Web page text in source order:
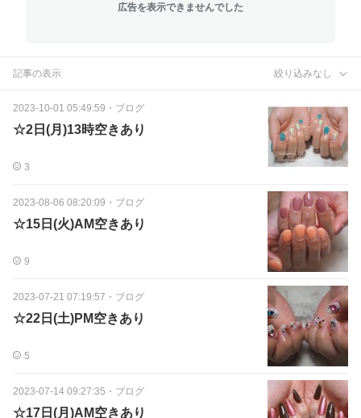
広告を表示できませんでした
記事の表示 絞り込みなし
2023-10-01 05:49:59 ・ ブログ
☆2日(月)13時空きあり
3
2023-08-06 08:20:09 ・ ブログ
☆15日(火)AM空きあり
9
2023-07-21 07:19:57 ・ ブログ
☆22日(土)PM空きあり
5
2023-07-14 09:27:35 ・ ブログ
☆17日(月)AM空きあり